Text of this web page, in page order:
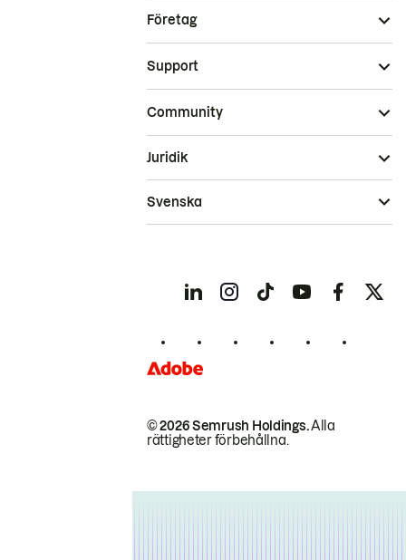
Företag
Support
Community
© 2026 Semrush Holdings.Alla
rättigheter förbehållna.
Juridik
Svenska